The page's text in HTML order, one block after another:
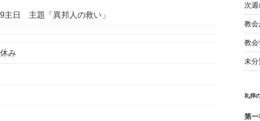
主日 主題「異邦人の救い」
み
次
教会
教会
未分
礼拝
第一